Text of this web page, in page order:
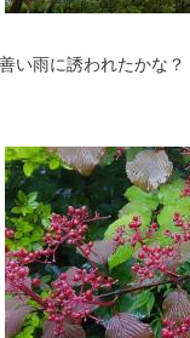
善い雨に誘われたかな？